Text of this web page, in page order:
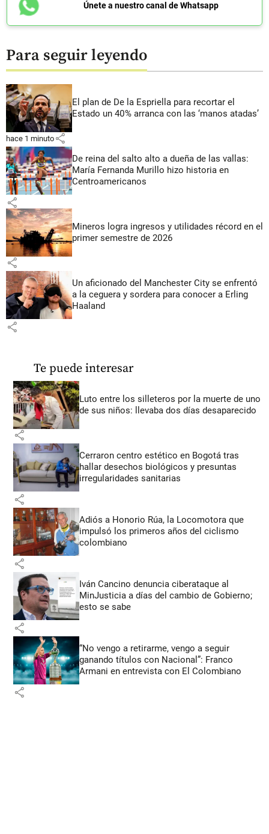
Únete a nuestro canal de Whatsapp
Para seguir leyendo
El plan de De la Espriella para recortar el
Estado un 40% arranca con las ‘manos atadas’
hace 1 minuto share
De reina del salto alto a dueña de las vallas:
María Fernanda Murillo hizo historia en
Centroamericanos
share
Mineros logra ingresos y utilidades récord en el
primer semestre de 2026
share
Un aficionado del Manchester City se enfrentó
a la ceguera y sordera para conocer a Erling
Haaland
share
Te puede interesar
Luto entre los silleteros por la muerte de uno
de sus niños: llevaba dos días desaparecido
share
Cerraron centro estético en Bogotá tras
hallar desechos biológicos y presuntas
irregularidades sanitarias
share
Adiós a Honorio Rúa, la Locomotora que
impulsó los primeros años del ciclismo
colombiano
share
Iván Cancino denuncia ciberataque al
MinJusticia a días del cambio de Gobierno;
esto se sabe
share
“No vengo a retirarme, vengo a seguir
ganando títulos con Nacional”: Franco
Armani en entrevista con El Colombiano
share